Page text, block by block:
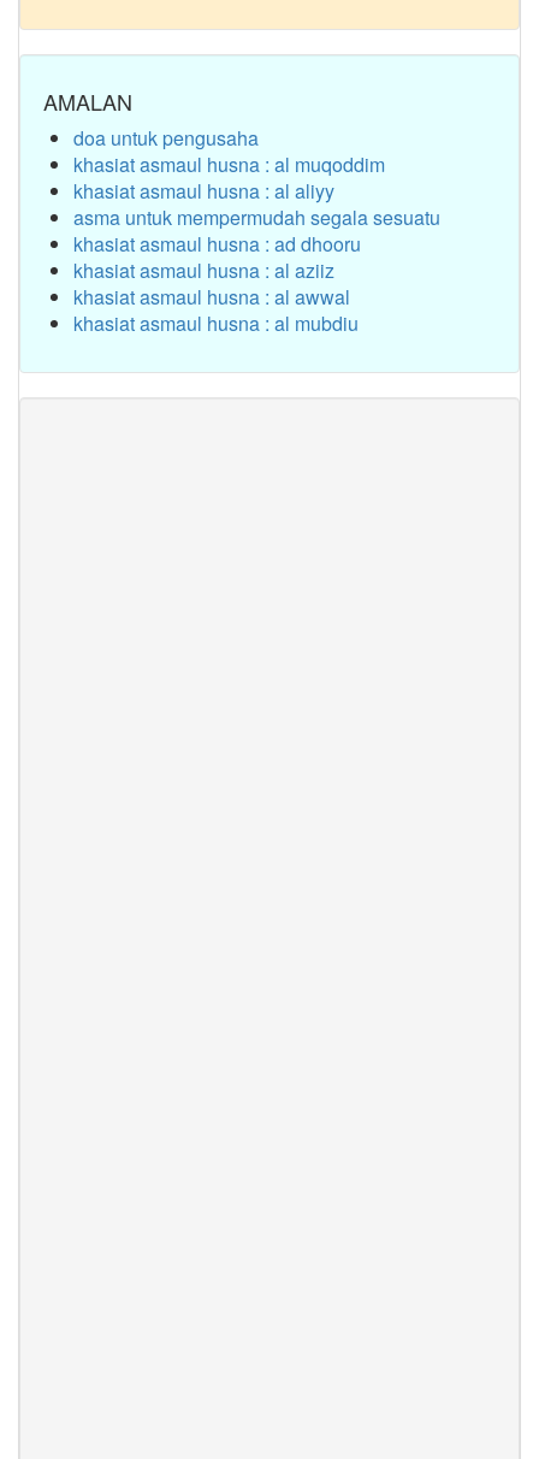
AMALAN
doa untuk pengusaha
khasiat asmaul husna : al muqoddim
khasiat asmaul husna : al aliyy
asma untuk mempermudah segala sesuatu
khasiat asmaul husna : ad dhooru
khasiat asmaul husna : al aziiz
khasiat asmaul husna : al awwal
khasiat asmaul husna : al mubdiu